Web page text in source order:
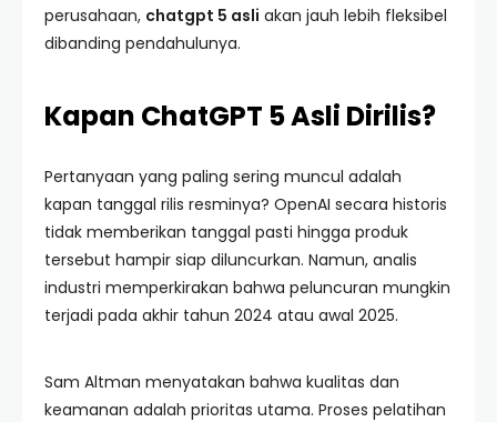
perusahaan, chatgpt 5 asli akan jauh lebih fleksibel
dibanding pendahulunya.
Kapan ChatGPT 5 Asli Dirilis?
Pertanyaan yang paling sering muncul adalah
kapan tanggal rilis resminya? OpenAI secara historis
tidak memberikan tanggal pasti hingga produk
tersebut hampir siap diluncurkan. Namun, analis
industri memperkirakan bahwa peluncuran mungkin
terjadi pada akhir tahun 2024 atau awal 2025.
Sam Altman menyatakan bahwa kualitas dan
keamanan adalah prioritas utama. Proses pelatihan